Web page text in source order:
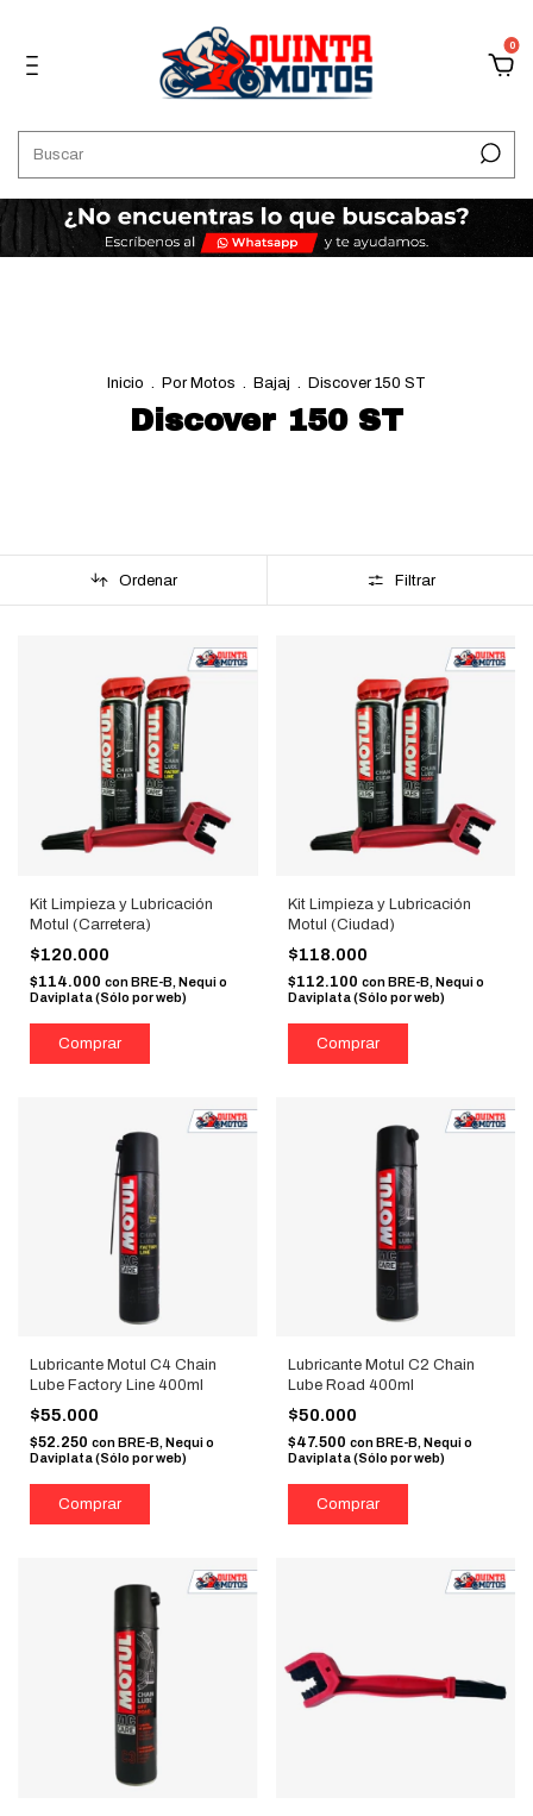
0
Inicio . Por Motos . Bajaj . Discover 150 ST
Discover 150 ST
Ordenar Filtrar
Kit Limpieza y Lubricación
Motul (Carretera)
$120.000
$114.000 conBRE-B, Nequi o
Daviplata (Sólo por web)
Kit Limpieza y Lubricación
Motul (Ciudad)
$118.000
$112.100 con BRE-B, Nequi o
Daviplata (Sólo por web)
Lubricante Motul C4 Chain
Lube Factory Line 400ml
$55.000
$52.250 con BRE-B, Nequi o
Daviplata (Sólo por web)
Lubricante Motul C2 Chain
Lube Road 400ml
$50.000
$47.500 con BRE-B, Nequi o
Daviplata (Sólo por web)